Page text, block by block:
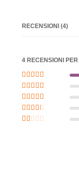
RECENSIONI (4)
4 RECENSIONI PER
Valutato
Valutato
Valutato
Valutato